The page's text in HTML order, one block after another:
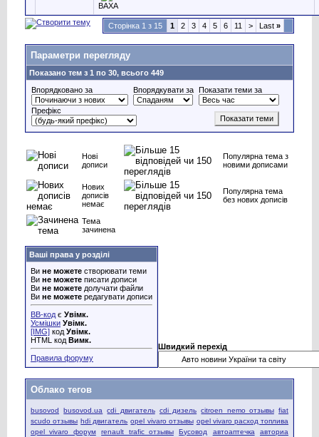
ВАХА
Сторінка 1 з 15 1 2 3 4 5 6 11 > Last »
Параметри перегляду
Показано тем з 1 по 30, всього 449
Впорядковано за
Впорядкувати за Показати теми за
Префікс
Нові
дописи
Популярна тема з
новими дописами
Нових
дописів
немає
Популярна тема
без нових дописів
Тема
зачинена
Ваші права у розділі
Ви не можете створювати теми
Ви не можете писати дописи
Ви не можете долучати файли
Ви не можете редагувати дописи
BB-код є Увімк.
Усмішки Увімк.
[IMG] код Увімк.
HTML код Вимк.
Правила форуму
Швидкий перехід
Облако тегов
busovod busovod.ua cdi двигатель cdi дизель citroen nemo отзывы fiat
scudo отзывы hdi двигатель opel vivaro отзывы opel vivaro расход топлива
opel vivaro форум
renault trafic отзывы Бусовод автоаптечка авториа